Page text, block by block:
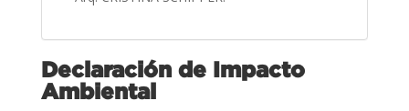
Declaración de Impacto
Ambiental